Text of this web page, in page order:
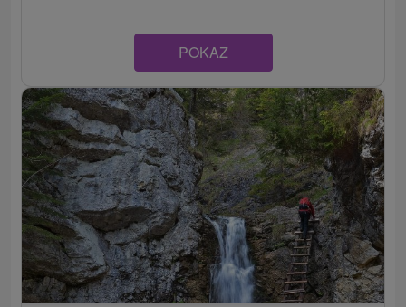
POKAZ